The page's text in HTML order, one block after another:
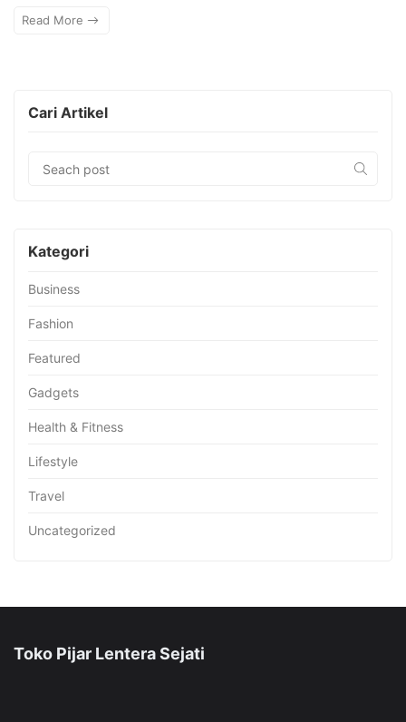
Read More
Cari Artikel
Kategori
Business
Fashion
Featured
Gadgets
Health & Fitness
Lifestyle
Travel
Uncategorized
Toko Pijar Lentera Sejati